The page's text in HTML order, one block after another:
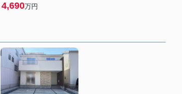
4,690万円